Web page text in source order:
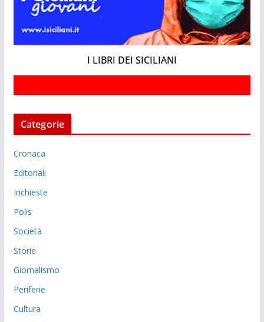
I LIBRI DEI SICILIANI
Categorie
Cronaca
Editoriali
Inchieste
Polis
Società
Storie
Giornalismo
Periferie
Cultura